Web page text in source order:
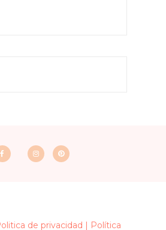
de privacidad | Política